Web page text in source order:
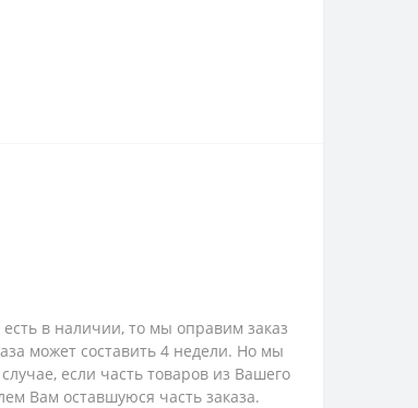
в наличии, то мы оправим заказ
может составить 4 недели. Но мы
если часть товаров из Вашего
Вам оставшуюся часть заказа.